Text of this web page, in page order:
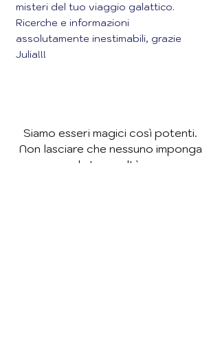
misteri del tuo viaggio galattico.
Ricerche e informazioni
assolutamente inestimabili, grazie
Julia!!!
Siamo esseri magici così potenti.
Non lasciare che nessuno imponga
la tua realtà.